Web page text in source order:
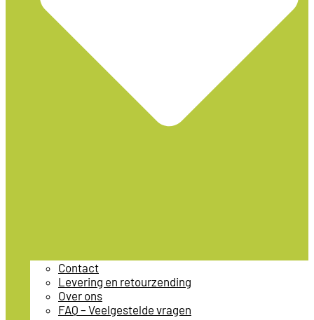
Contact
Levering en retourzending
Over ons
FAQ – Veelgestelde vragen